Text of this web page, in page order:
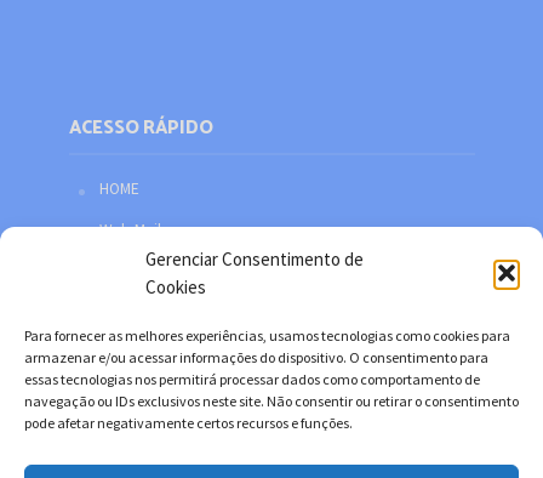
Gerenciar Consentimento de
Cookies
Para fornecer as melhores experiências, usamos tecnologias como cookies para
armazenar e/ou acessar informações do dispositivo. O consentimento para
essas tecnologias nos permitirá processar dados como comportamento de
navegação ou IDs exclusivos neste site. Não consentir ou retirar o consentimento
pode afetar negativamente certos recursos e funções.
ACESSO RÁPIDO
HOME
Web Mail
Política de privacidade
Facebook
Twitter
YouTube
Instagram